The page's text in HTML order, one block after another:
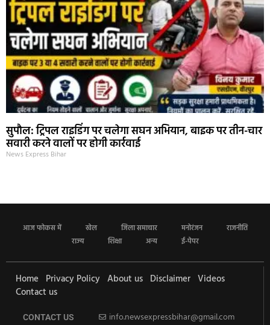
सुपौल: ट्रिपल राइडिंग पर चलेगा सघन अभियान, बाइक पर तीन-चार
सवारी करने वालों पर होगी कार्रवाई
News Express Bihar
आज फोकस में खेल जिला समाचार मनोरंजन
राजनीति
राज्य
शिक्षा अन्य ई-पेपर
Home Privacy Policy About us Disclaimer Videos
Contact us
CONTACT US info.newsexpressbihar@gmail.com